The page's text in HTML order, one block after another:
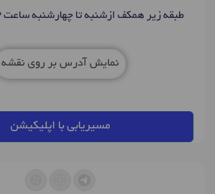
طبقه زیر همکف ازشنبه تا چهارشنبه ساعت 13 الی 20
نمایش آدرس بر روی نقشه
مسیریابی با اپلیکیشن